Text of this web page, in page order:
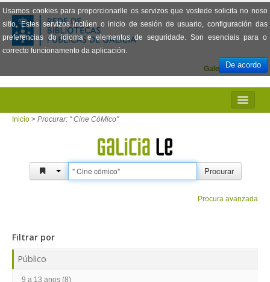
Usamos cookies para proporcionarlle os servizos que vostede solicita no noso
sitio. Estes servizos inclúen o inicio de sesión de usuario, configuración das
preferencias do idioma e elementos de seguridade. Son esenciais para o
correcto funcionamento da aplicación.
De acordo
Español
Galego
INICIO
PRÉSTAMO
PREGUNTAS FRECUENTES
ENTRAR
Inicio > Procurar: " Cine CóMico"
Procurar
Procura avanzada
Filtrar por
Público
9 a 13 anos (8)